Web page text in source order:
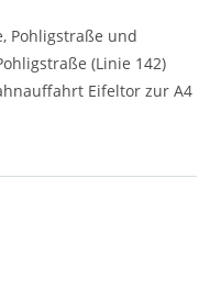
Pohligstraße und
(Linie 142)
Eifeltor zur A4